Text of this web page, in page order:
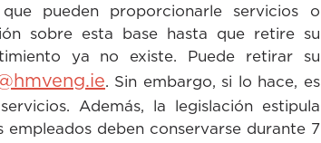
pueden proporcionarle servicios o
sobre esta base hasta que retire su
ya no existe. Puede retirar su
. Sin embargo, si lo hace, es
Además, la legislación estipula
deben conservarse durante 7